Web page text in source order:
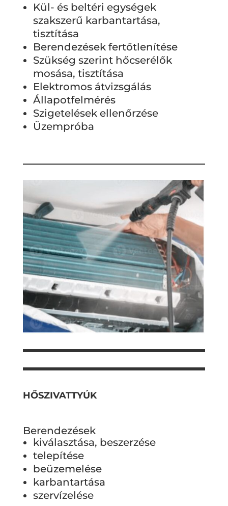
Kül- és beltéri egységek
szakszerű karbantartása,
tisztítása
Berendezések fertőtlenítése
Szükség szerint hőcserélők
mosása, tisztítása
Elektromos átvizsgálás
Állapotfelmérés
Szigetelések ellenőrzése
Üzempróba
HŐSZIVATTYÚK
Berendezések
kiválasztása, beszerzése
telepítése
beüzemelése
karbantartása
szervízelése